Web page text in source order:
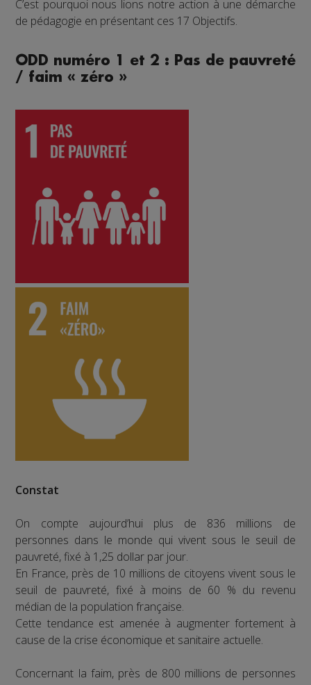
C’est pourquoi nous lions notre action à une démarche
de pédagogie en présentant ces 17 Objectifs.
ODD numéro 1 et 2 : Pas de pauvreté
/ faim « zéro »
Constat
On compte aujourd’hui plus de 836 millions de
personnes dans le monde qui vivent sous le seuil de
pauvreté, fixé à 1,25 dollar par jour.
En France, près de 10 millions de citoyens vivent sous le
seuil de pauvreté, fixé à moins de 60 % du revenu
médian de la population française.
Cette tendance est amenée à augmenter fortement à
cause de la crise économique et sanitaire actuelle.
Concernant la faim, près de 800 millions de personnes